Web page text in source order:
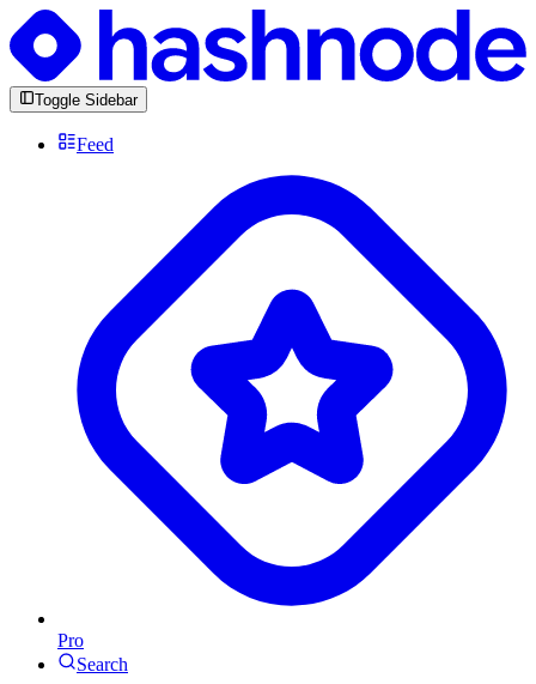
Toggle Sidebar
Feed
Pro
Search